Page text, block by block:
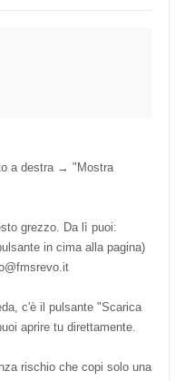
a destra → "Mostra
grezzo. Da lì puoi:
in cima alla pagina)
c'è il pulsante "Scarica
aprire tu direttamente.
rischio che copi solo una